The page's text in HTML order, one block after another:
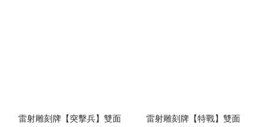
雷射雕刻牌【突擊兵】雙面 雷射雕刻牌【特戰】雙面